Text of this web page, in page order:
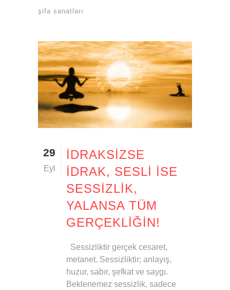
şifa sanatları
29
Eyl
İDRAKSIZSE
İDRAK, SESLI ISE
SESSIZLIK,
YALANSA TÜM
GERÇEKLIĞIN!
Sessizliktir gerçek cesaret,
metanet. Sessizliktir; anlayış,
huzur, sabır, şefkat ve saygı.
Beklenemez sessizlik, sadece